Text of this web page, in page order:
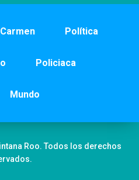
Política
Policiaca
Mundo
Roo. Todos los derechos